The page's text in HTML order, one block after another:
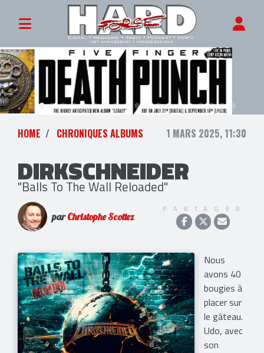
HOME CHRONIQUES ALBUMS 1 MARS 2025, 11:30
DIRKSCHNEIDER
"Balls To The Wall Reloaded"
parChristophe Scottez
PARTAGER
Nous
avons 40
bougies à
placer sur
le gâteau.
Udo, avec
son